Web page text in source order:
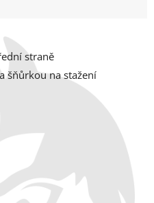
straně
šňůrkou na stažení